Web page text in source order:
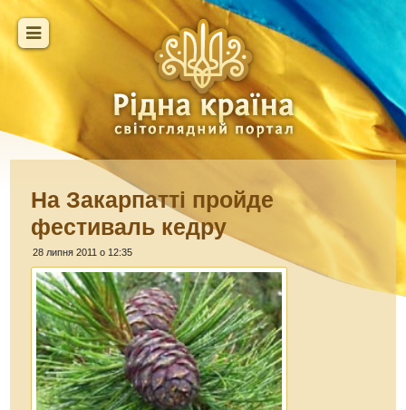
На Закарпатті пройде
фестиваль кедру
28 липня 2011 о 12:35